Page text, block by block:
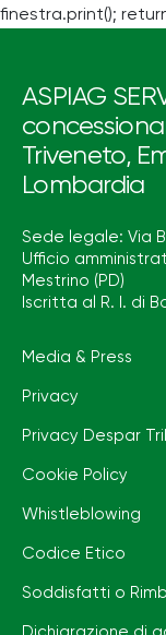
finestra.print();
ASPIAG
Triveneto,
Lombardia
Sede legale: Via
Ufficio
Mestrino (PD)
Iscritta al R. I. di
Media & Press
Privacy
Privacy Despar
Cookie Policy
Whistleblowing
Codice Etico
Soddisfatti o
Dichiarazione di